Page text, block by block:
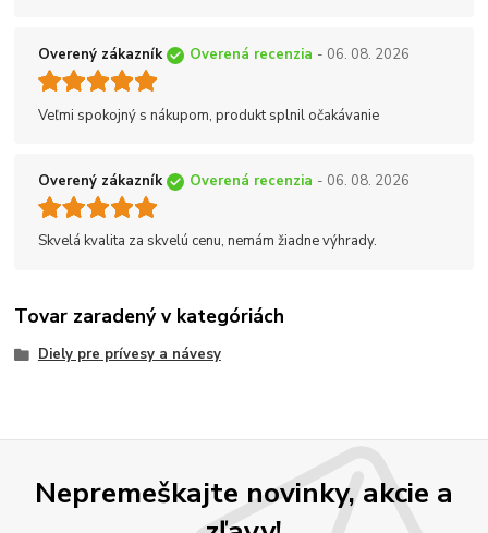
Overený zákazník Overená recenzia - 06. 08. 2026
Veľmi spokojný s nákupom, produkt splnil očakávanie
Overený zákazník Overená recenzia - 06. 08. 2026
Skvelá kvalita za skvelú cenu, nemám žiadne výhrady.
Tovar zaradený v kategóriách
Diely pre prívesy a návesy
Nepremeškajte novinky, akcie a